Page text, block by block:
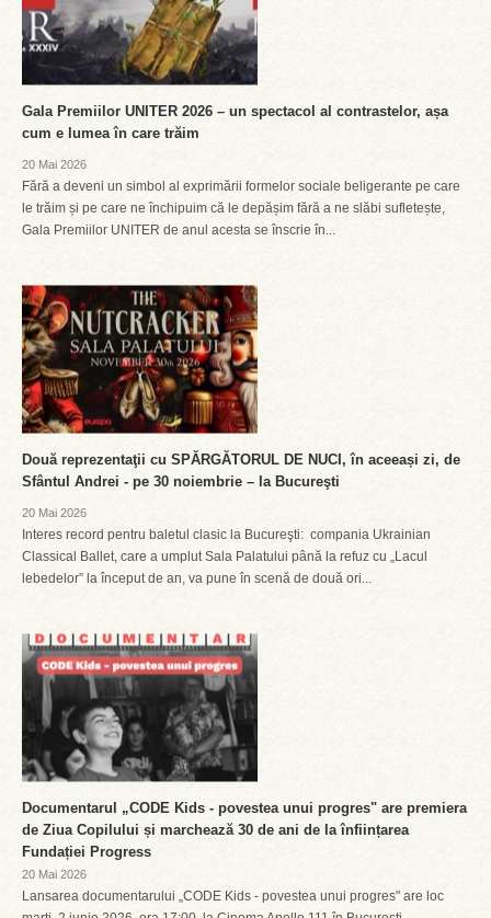
Gala Premiilor UNITER 2026 – un spectacol al contrastelor, așa
cum e lumea în care trăim
20 Mai 2026
Fără a deveni un simbol al exprimării formelor sociale beligerante pe care
le trăim și pe care ne închipuim că le depășim fără a ne slăbi sufletește,
Gala Premiilor UNITER de anul acesta se înscrie în...
Două reprezentaţii cu SPĂRGĂTORUL DE NUCI, în aceeași zi, de
Sfântul Andrei - pe 30 noiembrie – la Bucureşti
20 Mai 2026
Interes record pentru baletul clasic la Bucureşti: compania Ukrainian
Classical Ballet, care a umplut Sala Palatului până la refuz cu „Lacul
lebedelor” la început de an, va pune în scenă de două ori...
Documentarul „CODE Kids - povestea unui progres" are premiera
de Ziua Copilului și marchează 30 de ani de la înființarea
Fundației Progress
20 Mai 2026
Lansarea documentarului „CODE Kids - povestea unui progres" are loc